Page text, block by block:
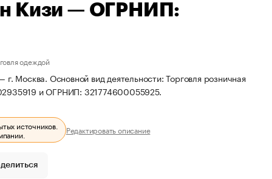
Кизи — ОГРНИП:
одеждой
Москва. Основной вид деятельности: Торговля розничная
и ОГРНИП: 321774600055925.
источников.
Редактировать описание